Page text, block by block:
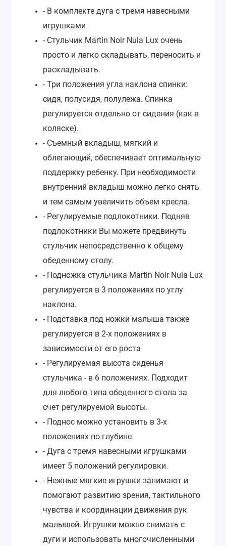
- В комплекте дуга с тремя навесными
игрушками
- Стульчик Martin Noir Nula Lux очень
просто и легко складывать, переносить и
раскладывать.
- Три положения угла наклона спинки:
сидя, полусидя, полулежа. Спинка
регулируется отдельно от сидения (как в
коляске).
- Съемный вкладыш, мягкий и
облегающий, обеспечивает оптимальную
поддержку ребенку. При необходимости
внутренний вкладыш можно легко снять
и тем самым увеличить объем кресла.
- Регулируемые подлокотники. Подняв
подлокотники Вы можете предвинуть
стульчик непосредственно к общему
обеденному столу.
- Подножка стульчика Martin Noir Nula Lux
регулируется в 3 положениях по углу
наклона.
- Подставка под ножки малыша также
регулируется в 2-х положениях в
зависимости от его роста
- Регулируемая высота сиденья
стульчика - в 6 положениях. Подходит
для любого типа обеденного стола за
счет регулируемой высоты.
- Поднос можно установить в 3-х
положениях по глубине.
- Дуга с тремя навесными игрушками
имеет 5 положений регулировки.
- Нежные мягкие игрушки занимают и
помогают развитию зрения, тактильного
чувства и координации движения рук
малышей. Игрушки можно снимать с
дуги и использовать многочисленными